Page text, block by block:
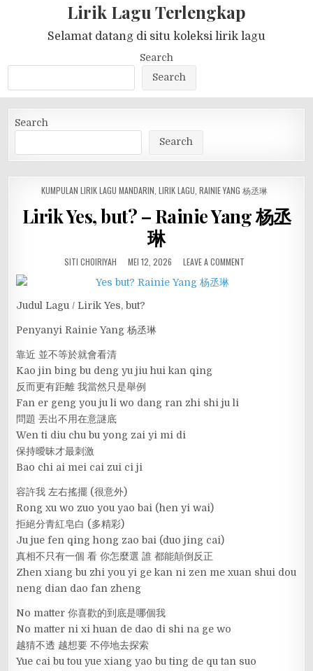
Lirik Lagu Terlengkap
Selamat datang di situ koleksi lirik lagu
Search
Search
Search
Search
POSTED
KUMPULAN LIRIK LAGU MANDARIN LIRIK LAGU RAINIE YANG 杨丞琳
Lirik Yes, but? – Rainie Yang 杨丞
琳
SITI CHOIRIYAH MEI 12, 2026 LEAVE A COMMENT
Judul Lagu / Lirik Yes, but?
Penyanyi Rainie Yang 杨丞琳
靠近 並不等於就會看清
Kao jin bing bu deng yu jiu hui kan qing
反而更有距離 我當然只是舉例
Fan er geng you ju li wo dang ran zhi shi ju li
問題 丟出不用在意謎底
Wen ti diu chu bu yong zai yi mi di
保持曖昧才最刺激
Bao chi ai mei cai zui ci ji
容許我 左右搖擺 (很意外)
Rong xu wo zuo you yao bai (hen yi wai)
拒絕分青紅皂白 (多精彩)
Ju jue fen qing hong zao bai (duo jing cai)
真相不只有一個 看 你怎麼選 誰 都能顛倒反正
Zhen xiang bu zhi you yi ge kan ni zen me xuan shui dou
neng dian dao fan zheng
No matter 你喜歡的到底是哪個我
No matter ni xi huan de dao di shi na ge wo
越猜不透 越想要 不停地去探索
Yue cai bu tou yue xiang yao bu ting de qu tan suo